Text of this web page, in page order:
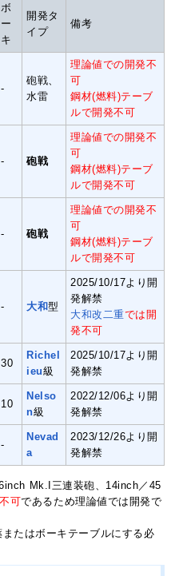
ボ
ー
キ
開発タ
イプ
備考
-
砲戦、
水雷
理論値での開発不
可
鋼材(燃料)テーブ
ルで開発不可
- 砲戦
理論値での開発不
可
鋼材(燃料)テーブ
ルで開発不可
- 砲戦
理論値での開発不
可
鋼材(燃料)テーブ
ルで開発不可
- 大和型
2025/10/17より開
発解禁
大和改二重では開
発不可
30
Richel
ieu級
2025/10/17より開
発解禁
10
Nelso
n級
2022/12/06より開
発解禁
-
Nevad
a
2023/12/26より開
発解禁
Mk.I三連装砲、14inch／45
可であるため理論値では開発で
たはボーキテーブルにする必